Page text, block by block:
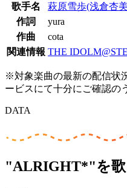
歌手名
萩原雪歩(浅倉杏
作詞
yura
作曲
cota
関連情報 THE
※対象楽曲の最新の配信状
ービスにて十分にご確認の
DATA
"ALRIGHT*"を歌